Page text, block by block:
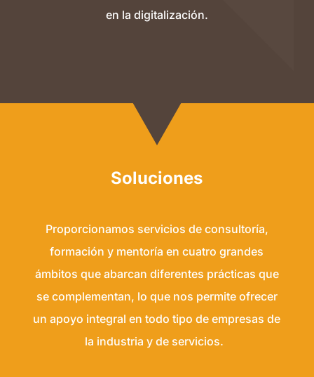
en la digitalización.
Soluciones
Proporcionamos servicios de consultoría,
formación y mentoría en cuatro grandes
ámbitos que abarcan diferentes prácticas que
se complementan, lo que nos permite ofrecer
un apoyo integral en todo tipo de empresas de
la industria y de servicios.